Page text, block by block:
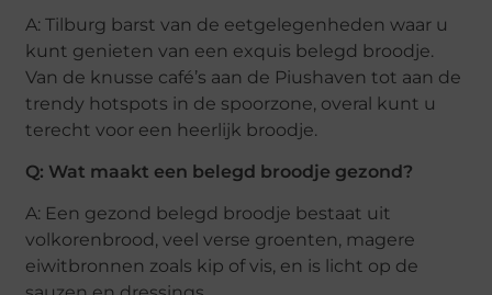
A: Tilburg barst van de eetgelegenheden waar u
kunt genieten van een exquis belegd broodje.
Van de knusse café’s aan de Piushaven tot aan de
trendy hotspots in de spoorzone, overal kunt u
terecht voor een heerlijk broodje.
Q: Wat maakt een belegd broodje gezond?
A: Een gezond belegd broodje bestaat uit
volkorenbrood, veel verse groenten, magere
eiwitbronnen zoals kip of vis, en is licht op de